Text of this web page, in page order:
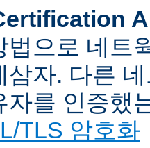
법으로 네트
삼자. 다른
자를 인증했
TLS 암호화